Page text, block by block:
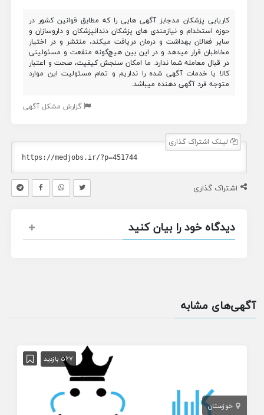
کاریابی پزشکان مدجابز آگهی هایی را که مطابق قوانین کشور در
حوزه استخدام و نیازمندی های پزشکان دندانپزشکان و داروسازان و
سایر فعالان بهداشت و درمان دریافت میکند، منتشر و در اختیار
مخاطبان قرار میدهد و در این بین هیچ‌گونه منفعت و مسئولیتی
در قبال معامله شما ندارد. ما امکان سنجش کیفیت، صحت و اعتبار
کالا یا خدمات آگهی شده را نداریم و تمام مسئولیت این موارد
متوجه فرد آگهی دهنده میباشد.
گزارش مشکل آگهی
لینک اشتراک گذاری
اشتراک گذاری
دیدگاه خود را بیان کنید
آگهی‌های مشابه
567 بازدید
خوزستان